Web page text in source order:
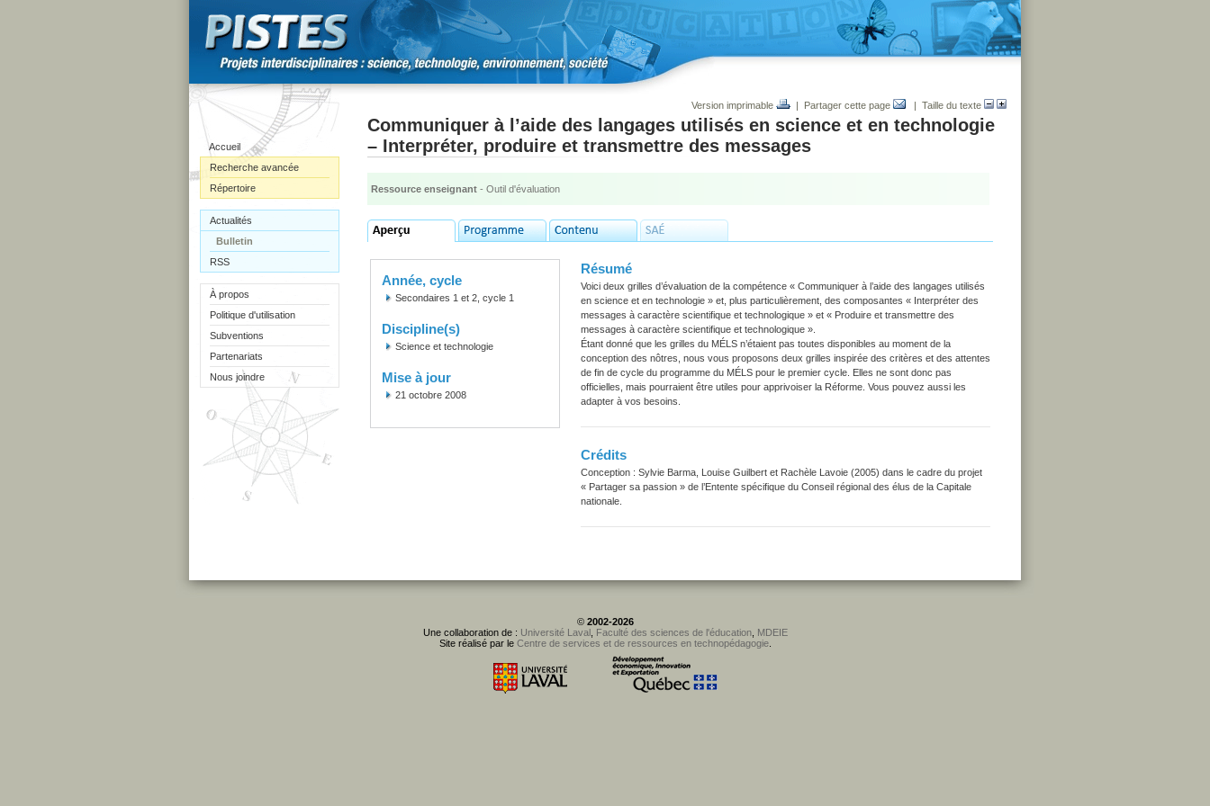
Accueil
Recherche avancée
Répertoire
Actualités
Bulletin
RSS
À propos
Politique d'utilisation
Subventions
Partenariats
Nous joindre
Version imprimable | Partager cette page | Taille du texte
Communiquer à l’aide des langages utilisés en science et en technologie
– Interpréter, produire et transmettre des messages
Ressource enseignant - Outil d'évaluation
Année, cycle
Secondaires 1 et 2, cycle 1
Discipline(s)
Science et technologie
Mise à jour
21 octobre 2008
Résumé
Voici deux grilles d’évaluation de la compétence « Communiquer à l’aide des langages utilisés
en science et en technologie » et, plus particulièrement, des composantes « Interpréter des
messages à caractère scientifique et technologique » et « Produire et transmettre des
messages à caractère scientifique et technologique ».
Étant donné que les grilles du MÉLS n’étaient pas toutes disponibles au moment de la
conception des nôtres, nous vous proposons deux grilles inspirée des critères et des attentes
de fin de cycle du programme du MÉLS pour le premier cycle. Elles ne sont donc pas
officielles, mais pourraient être utiles pour apprivoiser la Réforme. Vous pouvez aussi les
adapter à vos besoins.
Crédits
Conception : Sylvie Barma, Louise Guilbert et Rachèle Lavoie (2005) dans le cadre du projet
« Partager sa passion » de l’Entente spécifique du Conseil régional des élus de la Capitale
nationale.
© 2002-2026
Une collaboration de : Université Laval, Faculté des sciences de l'éducation, MDEIE
Site réalisé par le Centre de services et de ressources en technopédagogie.